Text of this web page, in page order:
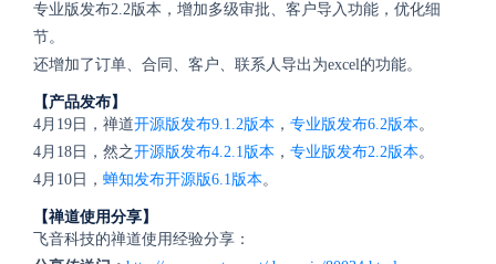
专业版发布2.2版本，增加多级审批、客户导入功能， 优化细
节。
还增加了订单、合同、客户、联系人导出为excel的功能。
【产品发布】
4月19日，禅道开源版发布9.1.2版本 ， 专业版发布6.2版本。
4月18日，然之开源版发布4.2.1版本 ， 专业版发布2.2版本。
4月10日， 蝉知发布开源版6.1版本。
【禅道使用分享】
飞音科技的禅道使用经验分享：